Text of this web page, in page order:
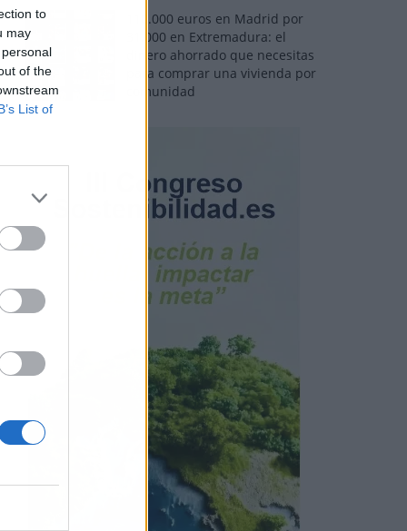
to
may
of the
List of
110.000 euros en Madrid por
31.000 en Extremadura: el
dinero ahorrado que necesitas
para comprar una vivienda por
comunidad